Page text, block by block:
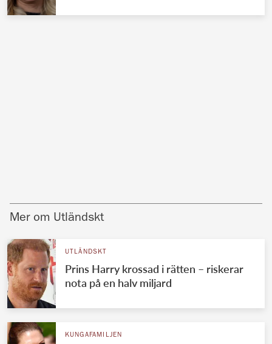
Mer om Utländskt
UTLÄNDSKT
Prins Harry krossad i rätten – riskerar
nota på en halv miljard
KUNGAFAMILJEN